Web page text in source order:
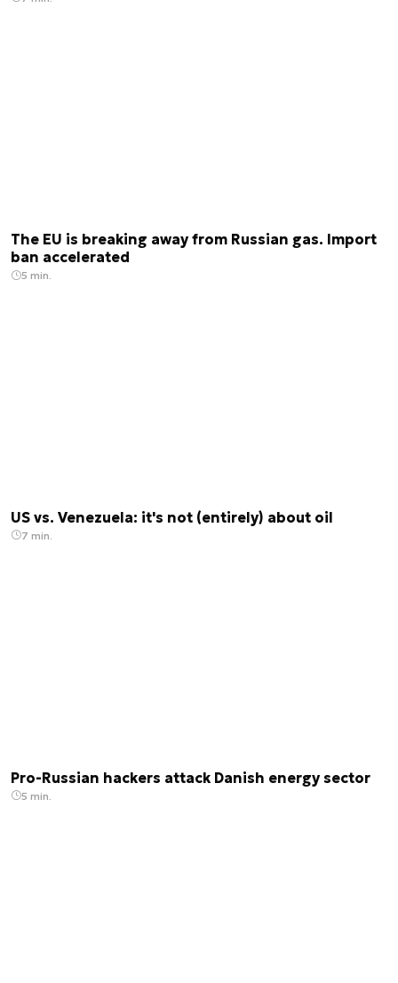
The EU is breaking away from Russian gas. Import
ban accelerated
5 min.
US vs. Venezuela: it's not (entirely) about oil
7 min.
Pro-Russian hackers attack Danish energy sector
5 min.